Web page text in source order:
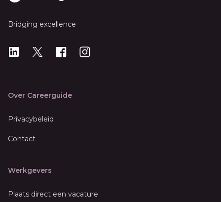
Bridging excellence
LinkedIn
X Instagram
Over Careerguide
Privacybeleid
Contact
Werkgevers
Plaats direct een vacature